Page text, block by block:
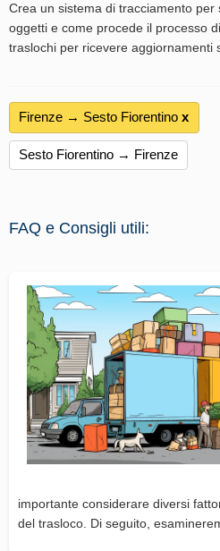
Crea un sistema di tracciamento
oggetti e come procede il processo
traslochi per ricevere aggiornamenti
Firenze → Sesto Fiorentino х
Sesto Fiorentino → Firenze
FAQ e Consigli utili:
importante considerare diversi
del trasloco. Di seguito,